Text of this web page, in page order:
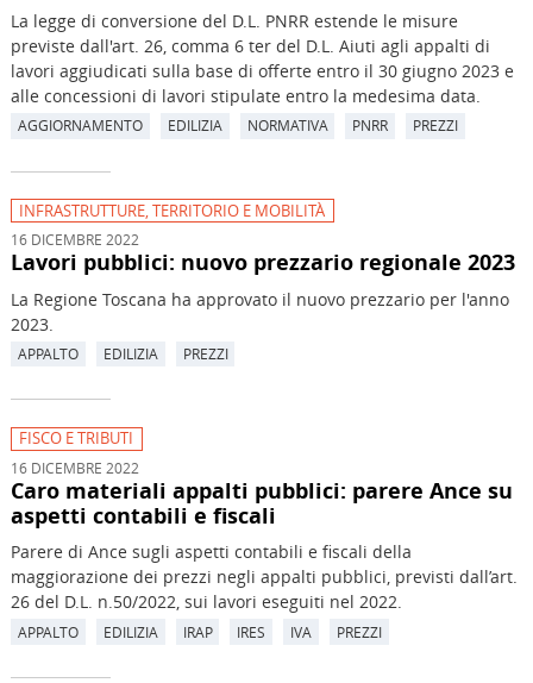
La legge di conversione del D.L. PNRR estende le misure
previste dall'art. 26, comma 6 ter del D.L. Aiuti agli appalti di
lavori aggiudicati sulla base di offerte entro il 30 giugno 2023 e
alle concessioni di lavori stipulate entro la medesima data.
AGGIORNAMENTO EDILIZIA NORMATIVA PNRR PREZZI
INFRASTRUTTURE, TERRITORIO E MOBILITÀ
16 DICEMBRE 2022
Lavori pubblici: nuovo prezzario regionale 2023
La Regione Toscana ha approvato il nuovo prezzario per l'anno
2023.
APPALTO EDILIZIA PREZZI
FISCO E TRIBUTI
16 DICEMBRE 2022
Caro materiali appalti pubblici: parere Ance su
aspetti contabili e fiscali
Parere di Ance sugli aspetti contabili e fiscali della
maggiorazione dei prezzi negli appalti pubblici, previsti dall’art.
26 del D.L. n.50/2022, sui lavori eseguiti nel 2022.
APPALTO EDILIZIA IRAP IRES IVA PREZZI